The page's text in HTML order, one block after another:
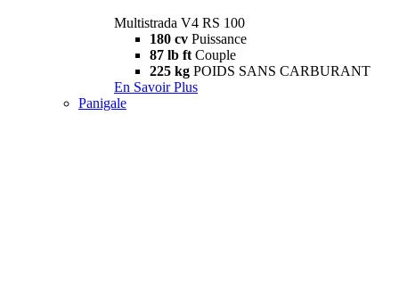
Multistrada V4 RS 100
180 cv Puissance
87 lb ft Couple
225 kg POIDS SANS CARBURANT
En Savoir Plus
Panigale